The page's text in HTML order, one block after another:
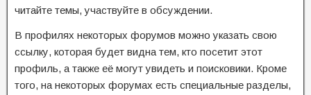
читайте темы, участвуйте в обсуждении.
В профилях некоторых форумов можно указать свою
ссылку, которая будет видна тем, кто посетит этот
профиль, а также её могут увидеть и поисковики. Кроме
того, на некоторых форумах есть специальные разделы,